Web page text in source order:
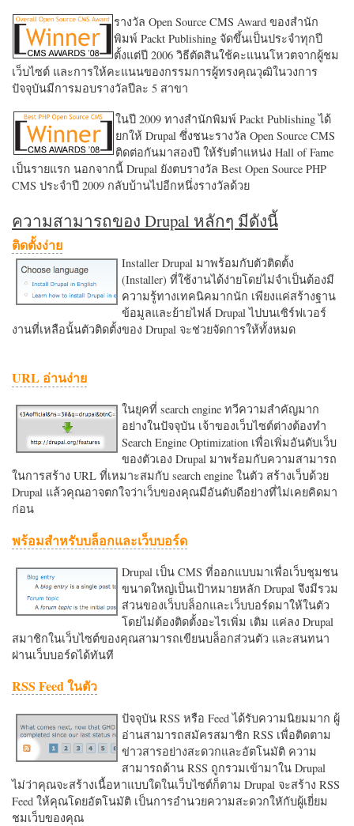
รางวัล Open Source CMS Award ของสำนัก
พิมพ์ Packt Publishing จัดขึ้นเป็นประจำทุกปี
ตั้งแต่ปี 2006 วิธีตัดสินใช้คะแนนโหวตจากผู้ชม
เว็บไซต์ และการให้คะแนนของกรรมการผู้ทรงคุณวุฒิในวงการ
ปัจจุบันมีการมอบรางวัลปีละ 5 สาขา
ในปี 2009 ทางสำนักพิมพ์ Packt Publishing ได้
ยกให้ Drupal ซึ่งชนะรางวัล Open Source CMS
ติดต่อกันมาสองปี ให้รับตำแหน่ง Hall of Fame
เป็นรายแรก นอกจากนี้ Drupal ยังตบรางวัล Best Open Source PHP
CMS ประจำปี 2009 กลับบ้านไปอีกหนึ่งรางวัลด้วย
ความสามารถของ Drupal หลักๆ มีดังนี้
ติดตั้งง่าย
Installer Drupal มาพร้อมกับตัวติดตั้ง
(Installer) ที่ใช้งานได้ง่ายโดยไม่จำเป็นต้องมี
ความรู้ทางเทคนิคมากนัก เพียงแค่สร้างฐาน
ข้อมูลและย้ายไฟล์ Drupal ไปบนเซิร์ฟเวอร์
งานที่เหลือนั้นตัวติดตั้งของ Drupal จะช่วยจัดการให้ทั้งหมด
URL อ่านง่าย
ในยุคที่ search engine ทวีความสำคัญมาก
อย่างในปัจจุบัน เจ้าของเว็บไซต์ต่างต้องทำ
Search Engine Optimization เพื่อเพิ่มอันดับเว็บ
ของตัวเอง Drupal มาพร้อมกับความสามารถ
ในการสร้าง URL ที่เหมาะสมกับ search engine ในตัว สร้างเว็บด้วย
Drupal แล้วคุณอาจตกใจว่าเว็บของคุณมีอันดับดีอย่างที่ไม่เคยคิดมา
ก่อน
พร้อมสำหรับบล็อกและเว็บบอร์ด
Drupal เป็น CMS ที่ออกแบบมาเพื่อเว็บชุมชน
ขนาดใหญ่เป็นเป้าหมายหลัก Drupal จึงมีรวม
ส่วนของเว็บบล็อกและเว็บบอร์ดมาให้ในตัว
โดยไม่ต้องติดตั้งอะไรเพิ่ม เติม แค่ลง Drupal
สมาชิกในเว็บไซต์ของคุณสามารถเขียนบล็อกส่วนตัว และสนทนา
ผ่านเว็บบอร์ดได้ทันที
RSS Feed ในตัว
ปัจจุบัน RSS หรือ Feed ได้รับความนิยมมาก ผู้
อ่านสามารถสมัครสมาชิก RSS เพื่อติดตาม
ข่าวสารอย่างสะดวกและอัตโนมัติ ความ
สามารถด้าน RSS ถูกรวมเข้ามาใน Drupal
ไม่ว่าคุณจะสร้างเนื้อหาแบบใดในเว็บไซต์ก็ตาม Drupal จะสร้าง RSS
Feed ให้คุณโดยอัตโนมัติ เป็นการอำนวยความสะดวกใหักับผู้เยี่ยม
ชมเว็บของคุณ